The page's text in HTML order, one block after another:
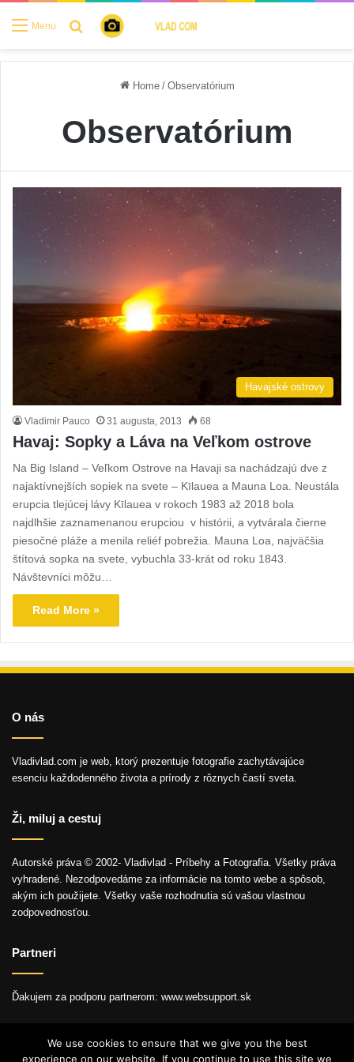
Menu Search for
Home / Observatórium
Observatórium
Havajské ostrovy
Vladimir Pauco 31 augusta, 2013 68
Havaj: Sopky a Láva na Veľkom ostrove
Na Big Island – Veľkom Ostrove na Havaji sa nachádzajú dve z
najaktívnejších sopiek na svete – Kīlauea a Mauna Loa. Neustála
erupcia tlejúcej lávy Kīlauea v rokoch 1983 až 2018 bola
najdlhšie zaznamenanou erupciou v histórii, a vytvárala čierne
piesočné pláže a menila reliéf pobrežia. Mauna Loa, najväčšia
štítová sopka na svete, vybuchla 33-krát od roku 1843.
Návštevníci môžu…
Read More »
O nás
Vladivlad.com je web, ktorý prezentuje fotografie zachytávajúce
esenciu každodenného života a prírody z rôznych častí sveta.
Ži, miluj a cestuj
Autorské práva © 2002- Vladivlad - Príbehy a Fotografia. Všetky práva
vyhradené. Nezodpovedáme za informácie na tomto webe a spôsob,
akým ich použijete. Všetky vaše rozhodnutia sú vašou vlastnou
zodpovednosťou.
Partneri
Ďakujem za podporu partnerom: www.websupport.sk
We use cookies to ensure that we give you the best
experience on our website. If you continue to use this site we